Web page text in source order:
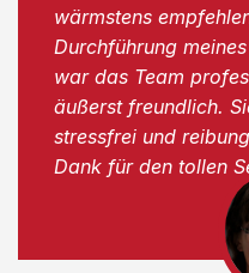
wärmstens
Durchführung
war das Team
äußerst freundlich.
stressfrei und
Dank für den tollen